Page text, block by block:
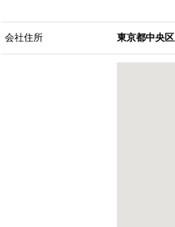
会社住所 東京都中央